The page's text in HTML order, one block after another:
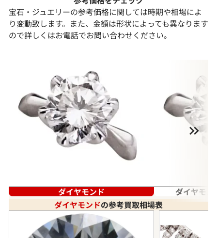
宝石・ジュエリーの参考価格に関しては時期や相場によ
り変動致します。また、金額は形状によっても異なります
ので詳しくはお電話でお問い合わせください。
ダイヤモンド
ダイヤモ
ダイヤモンドの参考買取相場表